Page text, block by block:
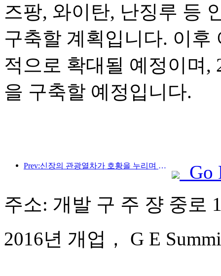
즈팡, 와이탄, 난징루 등
구축할 계획입니다. 이후
적으로 확대될 예정이며,
을 구축할 예정입니다.
Prev:신장의 관광열차가 호황을 누리며 문화·관광 경제를 활성화하고 있습니다.
Go
주소: 개발 구 주 쟝 중로
2016년 개업， G E